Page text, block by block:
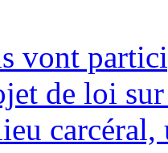
vont
de loi